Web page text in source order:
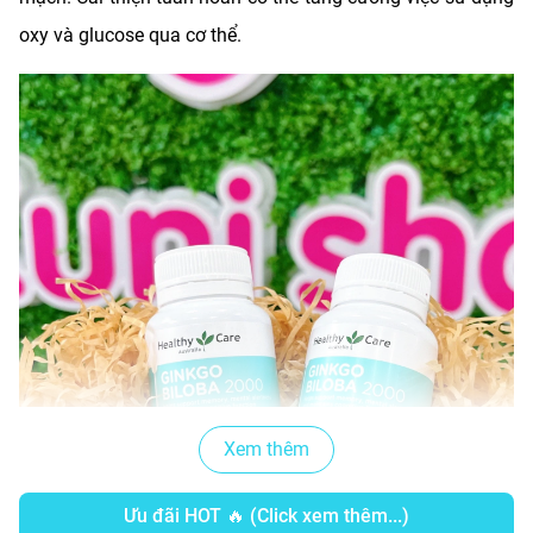
oxy và glucose qua cơ thể.
Xem thêm
Ưu đãi HOT 🔥 (Click xem thêm...)